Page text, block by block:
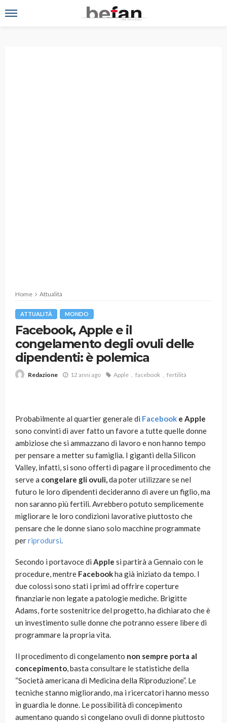
Home Attualità
ATTUALITÀ MONDO
Facebook, Apple e il
congelamento degli ovuli delle
dipendenti: è polemica
Redazione 12 anni ago Apple facebook fertilità
Probabilmente al quartier generale di Facebook e Apple
sono convinti di aver fatto un favore a tutte quelle donne
ambiziose che si ammazzano di lavoro e non hanno tempo
per pensare a metter su famiglia. I giganti della Silicon
Valley, infatti, si sono offerti di pagare il procedimento che
serve a congelare gli ovuli,da poter utilizzare se nel
futuro le loro dipendenti decideranno di avere un figlio, ma
non saranno più fertili. Avrebbero potuto semplicemente
migliorare le loro condizioni lavorative piuttosto che
pensare che le donne siano solo macchine programmate
perriprodursi.
Secondo i portavoce di Apple si partirà a Gennaio con le
procedure, mentre Facebookha già iniziato da tempo. I
due colossi sono stati i primi ad offrire coperture
finanziarie non legate a patologie mediche. Brigitte
Adams, forte sostenitrice del progetto, ha dichiarato che è
un investimento sulle donne che potranno essere libere di
programmare la propria vita.
Il procedimento di congelamento non sempre porta al
concepimento, basta consultare le statistiche della
“Società americana di Medicina della Riproduzione”. Le
tecniche stanno migliorando, ma i ricercatori hanno messo
in guardia le donne. Le possibilità di concepimento
aumentano quando si congelano ovuli di donne piuttosto